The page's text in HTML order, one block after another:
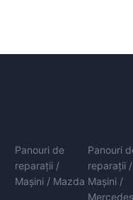
Panouri de
reparații /
Mașini / Mazda
Panouri
reparații /
Mașini /